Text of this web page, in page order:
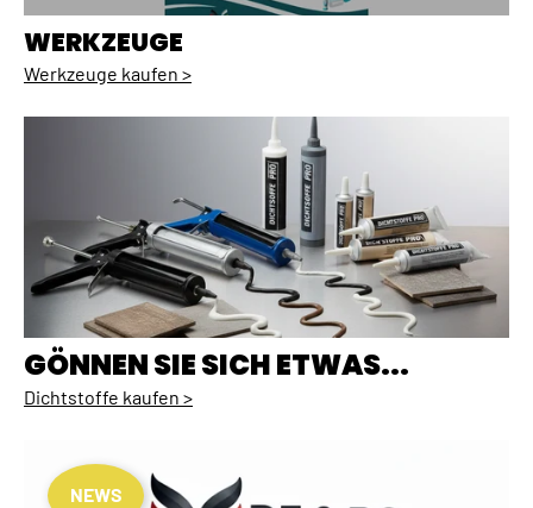
WERKZEUGE
Werkzeuge kaufen >
GÖNNEN SIE SICH ETWAS...
Dichtstoffe kaufen >
NEWS